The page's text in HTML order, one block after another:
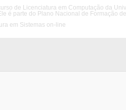
de Licenciatura em Computação da
é parte do Plano Nacional de Formação
em Sistemas on-line